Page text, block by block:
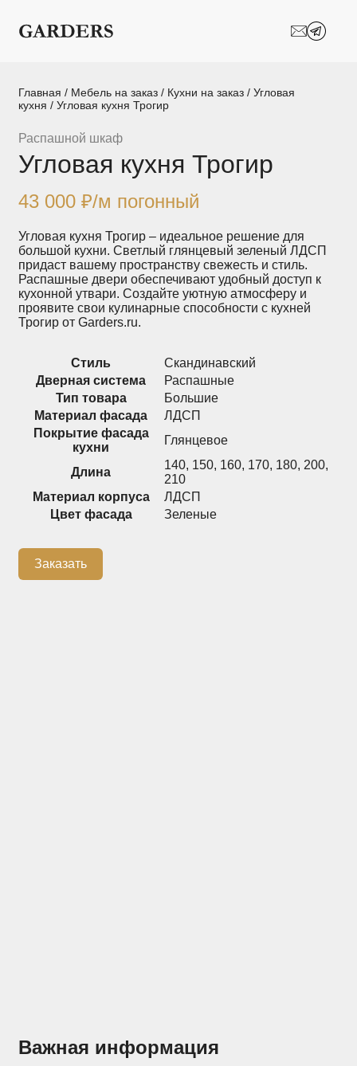
Шкафы-купе
Межкомнатные
Мебель в детскую Мебель в ванную
Модульные
системы
Прихожие Спальни
Стеллажи Тумбы
Распашные шкафы
+7 (926) 192-03-75
О нас
Контакты
Главная / Мебель на заказ / Кухни на заказ /Угловая
кухня / Угловая кухня Трогир
Важная информация
Распашной шкаф
Угловая кухня Трогир
43 000₽/м погонный
Угловая кухня Трогир – идеальное решение для
большой кухни. Светлый глянцевый зеленый ЛДСП
придаст вашему пространству свежесть и стиль.
Распашные двери обеспечивают удобный доступ к
кухонной утвари. Создайте уютную атмосферу и
проявите свои кулинарные способности с кухней
Трогир от Garders.ru.
Стиль
Скандинавский
Дверная система
Распашные
Тип товара
Большие
Материал фасада
ЛДСП
Покрытие фасада
кухни
Глянцевое
Длина
140, 150, 160, 170, 180, 200,
210
Материал корпуса
ЛДСП
Цвет фасада
Зеленые
Заказать